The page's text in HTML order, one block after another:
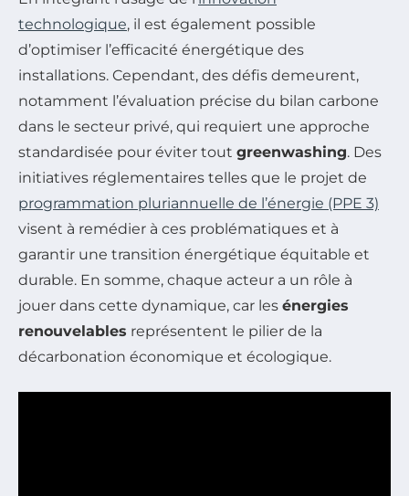
technologique, il est également possible
d’optimiser l’efficacité énergétique des
installations. Cependant, des défis demeurent,
notamment l’évaluation précise du bilan carbone
dans le secteur privé, qui requiert une approche
standardisée pour éviter tout greenwashing. Des
initiatives réglementaires telles que le projet de
programmation pluriannuelle de l’énergie (PPE 3)
visent à remédier à ces problématiques et à
garantir une transition énergétique équitable et
durable. En somme, chaque acteur a un rôle à
jouer dans cette dynamique, car les énergies
renouvelables représentent le pilier de la
décarbonation économique et écologique.